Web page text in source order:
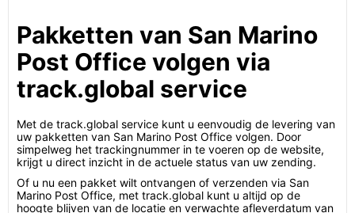
Pakketten van San Marino
Post Office volgen via
track.global service
Met de track.global service kunt u eenvoudig de levering van
uw pakketten van San Marino Post Office volgen. Door
simpelweg het trackingnummer in te voeren op de website,
krijgt u direct inzicht in de actuele status van uw zending.
Of u nu een pakket wilt ontvangen of verzenden via San
Marino Post Office, met track.global kunt u altijd op de
hoogte blijven van de locatie en verwachte afleverdatum van